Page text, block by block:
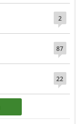
2
87
22